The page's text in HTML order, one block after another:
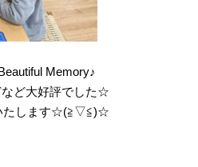
Memory♪
など大好評でした☆
たします☆(≧▽≦)☆